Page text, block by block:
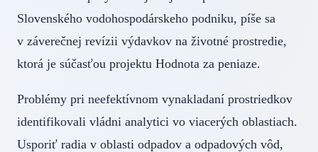
Slovenského vodohospodárskeho podniku, píše sa
v záverečnej revízii výdavkov na životné prostredie,
ktorá je súčasťou projektu Hodnota za peniaze.
Problémy pri neefektívnom vynakladaní prostriedkov
identifikovali vládni analytici vo viacerých oblastiach.
Usporiť radia v oblasti odpadov a odpadových vôd,